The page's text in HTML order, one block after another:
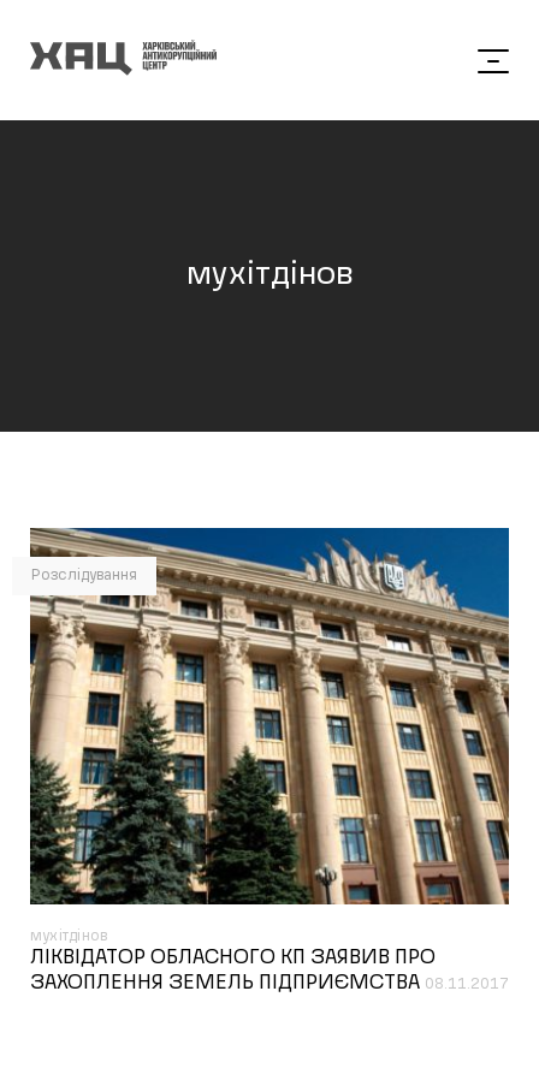
мухітдінов
Розслідування
мухітдінов
ЛІКВІДАТОР ОБЛАСНОГО КП ЗАЯВИВ ПРО
ЗАХОПЛЕННЯ ЗЕМЕЛЬ ПІДПРИЄМСТВА 08.11.2017